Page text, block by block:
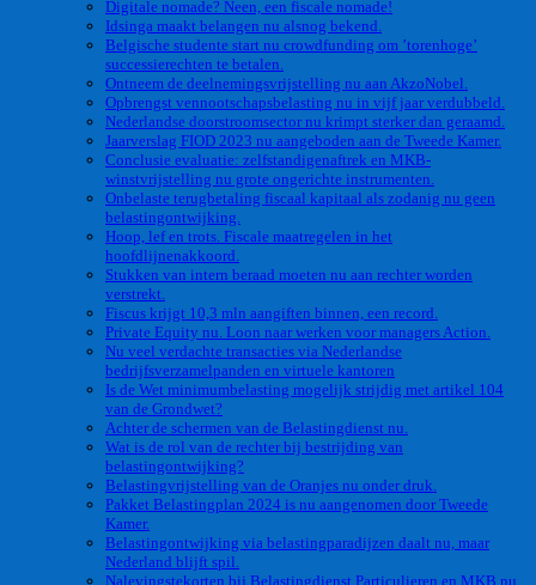
Digitale nomade? Neen, een fiscale nomade!
Idsinga maakt belangen nu alsnog bekend.
Belgische studente start nu crowdfunding om ’torenhoge’
successierechten te betalen.
Ontneem de deelnemingsvrijstelling nu aan AkzoNobel.
Opbrengst vennootschapsbelasting nu in vijf jaar verdubbeld.
Nederlandse doorstroomsector nu krimpt sterker dan geraamd.
Jaarverslag FIOD 2023 nu aangeboden aan de Tweede Kamer.
Conclusie evaluatie: zelfstandigenaftrek en MKB-
winstvrijstelling nu grote ongerichte instrumenten.
Onbelaste terugbetaling fiscaal kapitaal als zodanig nu geen
belastingontwijking.
Hoop, lef en trots. Fiscale maatregelen in het
hoofdlijnenakkoord.
Stukken van intern beraad moeten nu aan rechter worden
verstrekt.
Fiscus krijgt 10,3 mln aangiften binnen, een record.
Private Equity nu. Loon naar werken voor managers Action.
Nu veel verdachte transacties via Nederlandse
bedrijfsverzamelpanden en virtuele kantoren
Is de Wet minimumbelasting mogelijk strijdig met artikel 104
van de Grondwet?
Achter de schermen van de Belastingdienst nu.
Wat is de rol van de rechter bij bestrijding van
belastingontwijking?
Belastingvrijstelling van de Oranjes nu onder druk.
Pakket Belastingplan 2024 is nu aangenomen door Tweede
Kamer.
Belastingontwijking via belastingparadijzen daalt nu, maar
Nederland blijft spil.
Nalevingstekorten bij Belastingdienst Particulieren en MKB nu